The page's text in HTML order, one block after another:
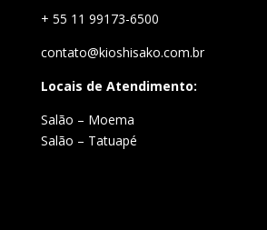
+ 55 11 99173-6500
contato@kioshisako.com.br
Locais de Atendimento:
Salão – Moema
Salão – Tatuapé